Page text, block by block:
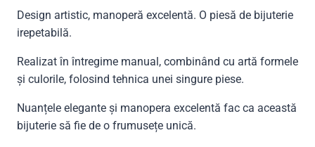
Design artistic, manoperă excelentă. O piesă de bijuterie
irepetabilă.
Realizat în întregime manual, combinând cu artă formele
și culorile, folosind tehnica unei singure piese.
Nuanțele elegante și manopera excelentă fac ca această
bijuterie să fie de o frumusețe unică.